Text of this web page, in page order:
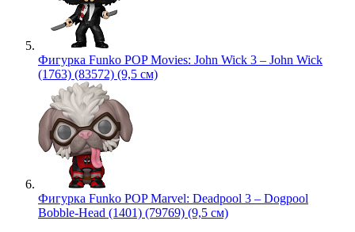
Фигурка Funko POP Movies: John Wick 3 – John Wick
(1763) (83572) (9,5 см)
Фигурка Funko POP Marvel: Deadpool 3 – Dogpool
Bobble-Head (1401) (79769) (9,5 см)